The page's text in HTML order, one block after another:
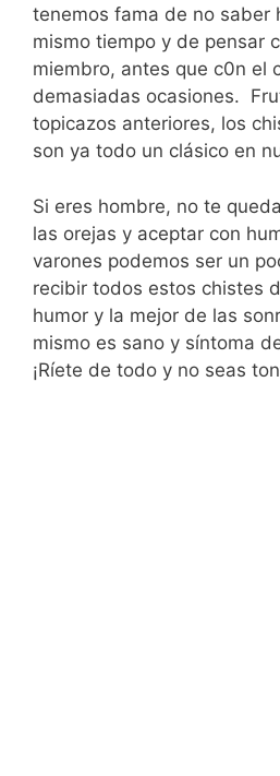
tenemos fama de no saber
mismo tiempo y de pensar
miembro, antes que c0n el
demasiadas ocasiones.
topicazos anteriores, los
son ya todo un clásico en
Si eres hombre, no te
las orejas y aceptar con
varones podemos ser un
recibir todos estos chistes
humor y la mejor de las
mismo es sano y síntoma
¡Ríete de todo y no seas